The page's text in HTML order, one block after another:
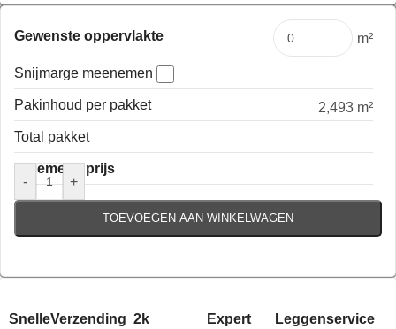
€42,13 per pak
Gewenste oppervlakte m²
Snijmarge meenemen
Pakinhoud per pakket
2,493 m²
Total pakket
Algemene prijs
-
+
TOEVOEGEN AAN WINKELWAGEN
SnelleVerzending 2k
Expert
Leggenservice